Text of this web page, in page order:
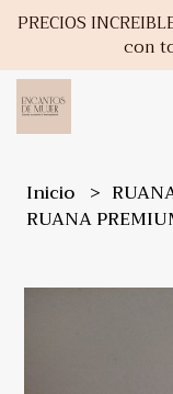
PRECIOS
con
Inicio
RUANA